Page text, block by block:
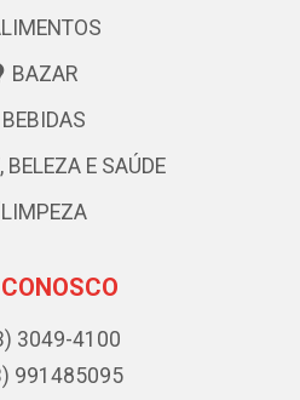
BAZAR
BEBIDAS
BELEZA E SAÚDE
LIMPEZA
3049-4100
991485095